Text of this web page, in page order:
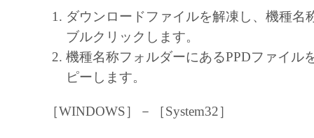
を条件とします。
(2) お客様は、上記(1)に基づいて「本ソフ
するためのバックアップとして、「本ソフ
部、複製することができます。
ヤノンのライセンサーのいかなる知的財産
ダウンロードファイルを解凍し、機種名
ブルクリックします。
機種名称フォルダーにあるPPDファイル
ピーします。
［WINDOWS］－［System32］